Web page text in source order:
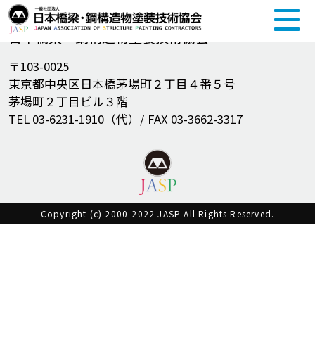
一般社団法人
日本橋梁・鋼構造物塗装技術協会
〒103-0025
東京都中央区日本橋茅場町２丁目４番５号
茅場町２丁目ビル３階
TEL 03-6231-1910（代）/ FAX 03-3662-3317
Copyright (c) 2000-2022 JASP All Rights Reserved.